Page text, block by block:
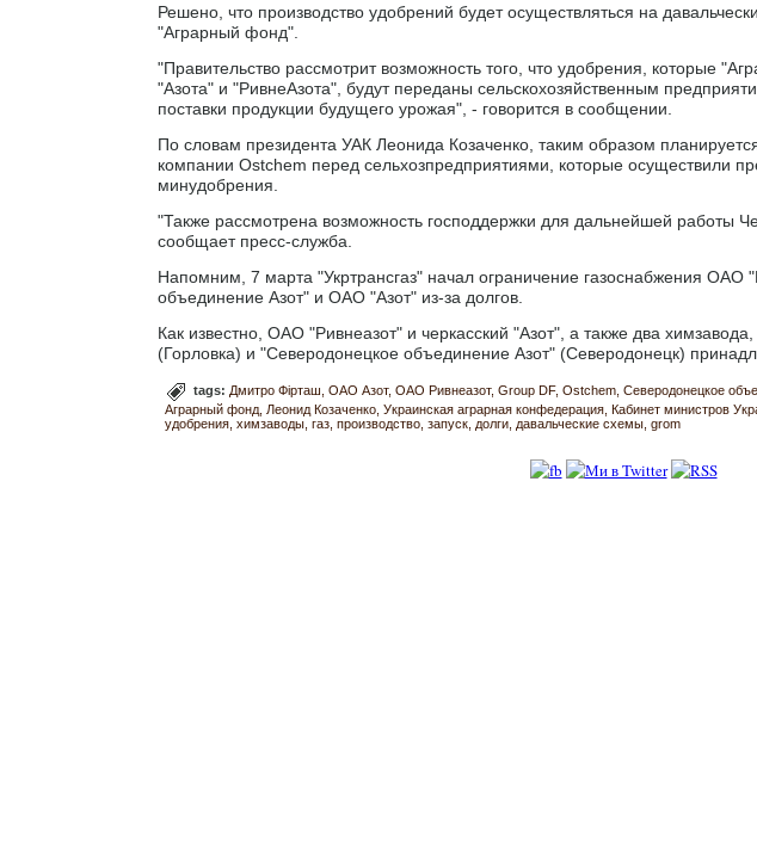
Решено, что производство удобрений будет осуществляться на
"Аграрный фонд".
"Правительство рассмотрит возможность того, что удобрения, которые
"Азота" и "РивнеАзота", будут переданы сельскохозяйственным
поставки продукции будущего урожая", - говорится в сообщении.
По словам президента УАК Леонида Козаченко, таким образом
компании Ostchem перед сельхозпредприятиями, которые осуществили
минудобрения.
"Также рассмотрена возможность господдержки для дальнейшей работы
сообщает пресс-служба.
Напомним, 7 марта "Укртрансгаз" начал ограничение газоснабжения ОАО
объединение Азот" и ОАО "Азот" из-за долгов.
Как известно, ОАО "Ривнеазот" и черкасский "Азот", а также два
(Горловка) и "Северодонецкое объединение Азот" (Северодонецк)
tags: Дмитро Фірташ ОАО Азот ОАО Ривнеазот Group DF Ostchem Северодонецкое
Аграрный фонд Леонид Козаченко Украинская аграрная конфедерация Кабинет министров
удобрения химзаводы газ производство запуск долги давальческие схемы grom